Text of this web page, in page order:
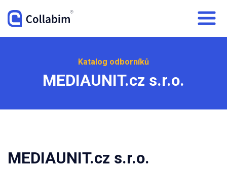
Katalog odborníků
MEDIAUNIT.cz s.r.o.
MEDIAUNIT.cz s.r.o.